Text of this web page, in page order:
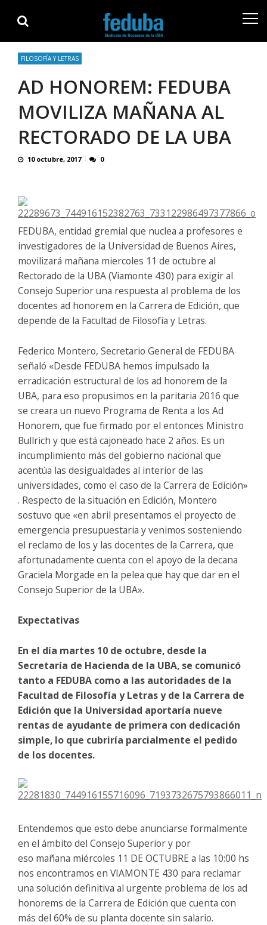
navigation
content
FILOSOFÍA Y LETRAS
AD HONOREM: FEDUBA
MOVILIZA MAÑANA AL
RECTORADO DE LA UBA
10 octubre, 2017 0
FEDUBA, entidad gremial que nuclea a profesores e
investigadores de la Universidad de Buenos Aires,
movilizará mañana miercoles 11 de octubre al
Rectorado de la UBA (Viamonte 430) para exigir al
Consejo Superior una respuesta al problema de los
docentes ad honorem en la Carrera de Edición, que
depende de la Facultad de Filosofía y Letras.
Federico Montero, Secretario General de FEDUBA
señaló «Desde FEDUBA hemos impulsado la
erradicación estructural de los ad honorem de la
UBA, para eso propusimos en la paritaria 2016 que
se creara un nuevo Programa de Renta a los Ad
Honorem, que fue firmado por el entonces Ministro
Bullrich y que está cajoneado hace 2 años. Es un
incumplimiento más del gobierno nacional que
acentúa las desigualdades al interior de las
universidades, como el caso de la Carrera de Edición»
. Respecto de la situación en Edición, Montero
sostuvo que «en abril presentamos el proyecto de
emergencia presupuestaria y venimos sosteniendo
el reclamo de los y las docentes de la Carrera, que
afortunadamente cuenta con el apoyo de la decana
Graciela Morgade en la pelea que hay que dar en el
Consejo Superior de la UBA».
Expectativas
En el día martes 10 de octubre, desde la
Secretaría de Hacienda de la UBA, se comunicó
tanto a FEDUBA como a las autoridades de la
Facultad de Filosofía y Letras y de la Carrera de
Edición que la Universidad aportaría nueve
rentas de ayudante de primera con dedicación
simple, lo que cubriría parcialmente el pedido
de los docentes.
Entendemos que esto debe anunciarse formalmente
en el ámbito del Consejo Superior y por
eso mañana miércoles 11 DE OCTUBRE a las 10:00 hs
nos encontramos en VIAMONTE 430 para reclamar
una solución definitiva al urgente problema de los ad
honorems de la Carrera de Edición que cuenta con
más del 60% de su planta docente sin salario.